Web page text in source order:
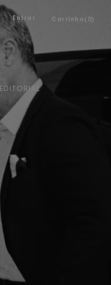
Entrar Carrinho( 0 )
EDITORIAL